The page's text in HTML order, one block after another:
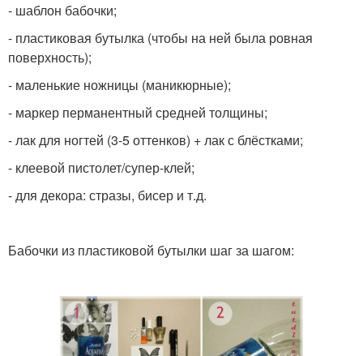
- шаблон бабочки;
- пластиковая бутылка (чтобы на ней была ровная
поверхность);
- маленькие ножницы (маникюрные);
- маркер перманентный средней толщины;
- лак для ногтей (3-5 оттенков) + лак с блёстками;
- клеевой пистолет/супер-клей;
- для декора: стразы, бисер и т.д.
Бабочки из пластиковой бутылки шаг за шагом: